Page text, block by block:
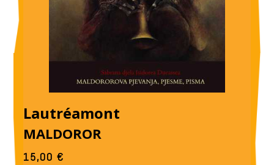
Lautréamont
MALDOROR
15,00€